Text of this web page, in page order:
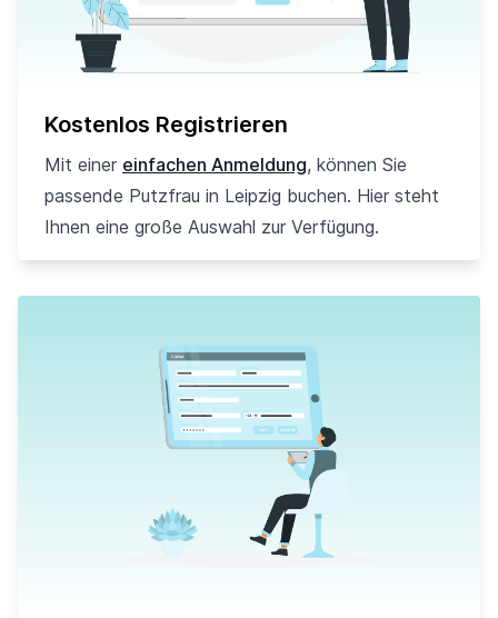
Kostenlos Registrieren
Mit einer einfachen Anmeldung, können Sie
passende Putzfrau in Leipzig buchen. Hier steht
Ihnen eine große Auswahl zur Verfügung.